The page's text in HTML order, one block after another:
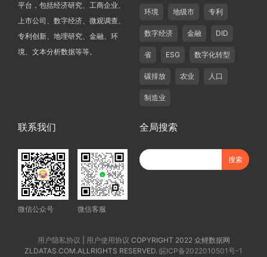
平台，包括经济研究、工商企业、
上市公司、数字经济、微观调查、
专利创新、地理研究、金融、环
境、文本分析数据等等。
环境 地级市 专利
数字经济 金融 DID
省 ESG 数字化转型
碳排放 农业 人口
制造业
联系我们
微信公众号 微信客服
全局搜索
用户隐私协议 用户使用协议 COPYRIGHT 2022 众鲤数据网
ZLDATAS.COM.ALLRIGHTS RESERVED. 皖ICP备2022010501号-1